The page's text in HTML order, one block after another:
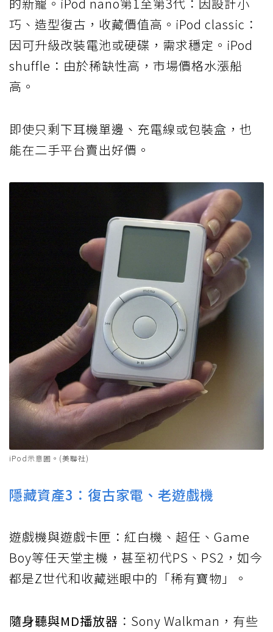
巧、造型復古，收藏價值高。iPod classic：
因可升級改裝電池或硬碟，需求穩定。iPod
shuffle：由於稀缺性高，市場價格水漲船
高。
即使只剩下耳機單邊、充電線或包裝盒，也
能在二手平台賣出好價。
iPod示意圖。(美聯社)
隱藏資產3：復古家電、老遊戲機
遊戲機與遊戲卡匣：紅白機、超任、Game
Boy等任天堂主機，甚至初代PS、PS2，如今
都是Z世代和收藏迷眼中的「稀有寶物」。
隨身聽與MD播放器 ：Sony Walkman，有些